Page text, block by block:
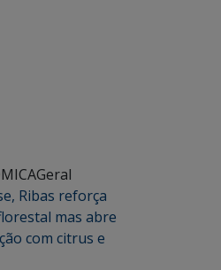
Geral
Ribas reforça
mas abre
com citrus e